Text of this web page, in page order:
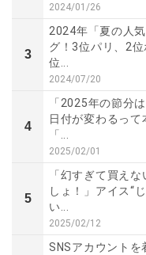
2024/01/26
3
2024年「夏の人
グ！3位パリ、2
位...
2024/07/20
4
「2025年の節分
日付が変わるっ
「...
2025/02/01
5
「幻すぎて買え
しょ！」アイス“
い...
2025/02/12
SNSアカウントを